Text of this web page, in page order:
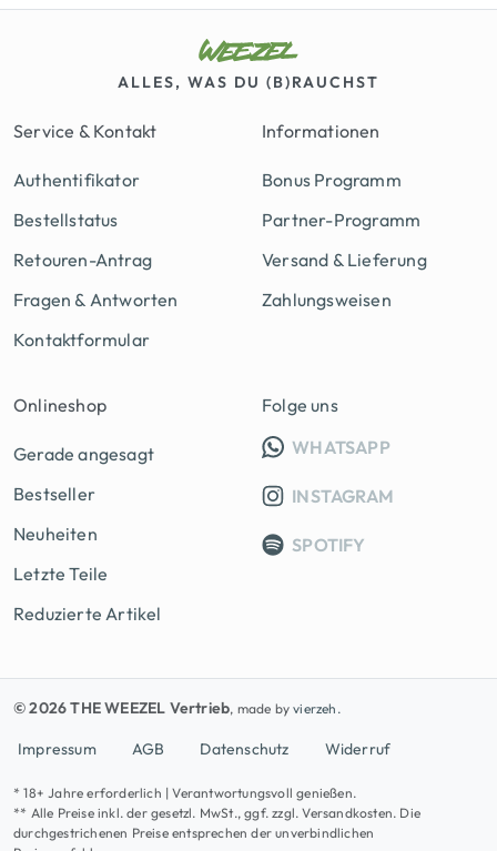
ALLES, WAS DU (B)RAUCHST
Service & Kontakt
Authentifikator
Bestellstatus
Retouren-Antrag
Fragen & Antworten
Kontaktformular
Informationen
Bonus Programm
Partner-Programm
Versand & Lieferung
Zahlungsweisen
Onlineshop
Gerade angesagt
Bestseller
Neuheiten
Letzte Teile
Reduzierte Artikel
Folge uns
WHATSAPPINFO
INSTAGRAM
SPOTIFY
© 2026 THE WEEZEL Vertrieb, made byvierzeh.
Impressum AGB Datenschutz Widerruf
* 18+ Jahre erforderlich | Verantwortungsvoll genießen.
** Alle Preise inkl. der gesetzl. MwSt., ggf. zzgl. Versandkosten. Die
durchgestrichenen Preise entsprechen der unverbindlichen